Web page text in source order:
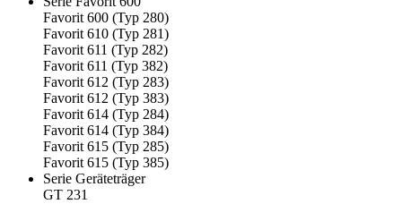
Favorit 600 (Typ 280)
Favorit 610 (Typ 281)
Favorit 611 (Typ 282)
Favorit 611 (Typ 382)
Favorit 612 (Typ 283)
Favorit 612 (Typ 383)
Favorit 614 (Typ 284)
Favorit 614 (Typ 384)
Favorit 615 (Typ 285)
Favorit 615 (Typ 385)
Serie Geräteträger
GT 231